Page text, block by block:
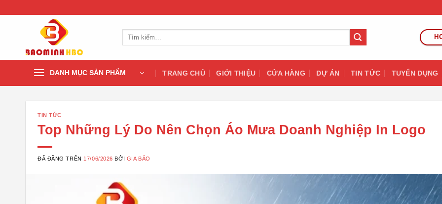
Tìm
DANH MỤC SẢN PHẨM TRANG CHỦ GIỚI THIỆU CỬA HÀNG DỰ ÁN TIN TỨC TUYỂN DỤNG
TIN TỨC
Top Những Lý Do Nên Chọn Áo Mưa Doanh Nghiệp In Logo
ĐÃ ĐĂNG TRÊN 17/06/2026 BỞI GIA BẢO